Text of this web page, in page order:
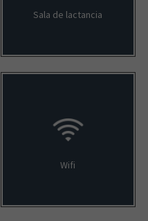
Sala de lactancia
Wifi